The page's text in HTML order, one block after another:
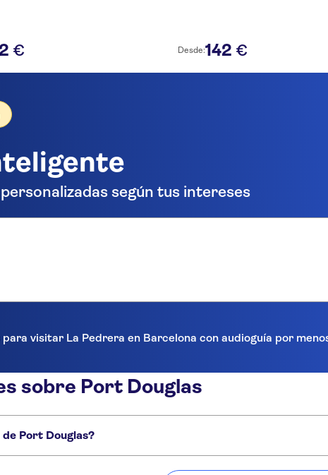
€ Desde:142 €
según tus intereses
visitar La Pedrera en Barcelona con audioguía por
sobre Port Douglas
Port Douglas?